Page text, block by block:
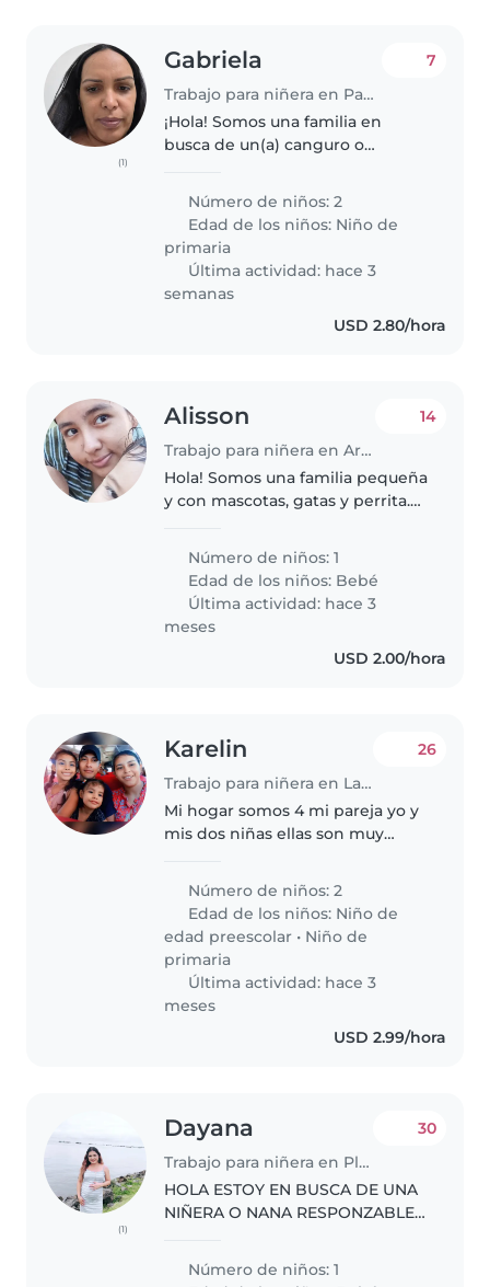
(1)
Gabriela
Trabajo para niñera en Panamá
7
¡Hola! Somos una familia en
busca de un(a) canguro o
niños en edad escolar. Nuestros
pequeños son muy energéticos,
curiosos y cariñosos. Nos
encantaría..
Número de niños: 2
Edad de los niños: Niño de
primaria
Última actividad: hace 3
semanas
USD 2.80/hora
Alisson
Trabajo para niñera en Arraiján
14
Hola! Somos una familia pequeña
y con mascotas, gatas y perrita.
con esto, adicional nuestro bebe
es muy activo y juguetón y
cuenta con una rutina
establecida...
Número de niños: 1
Edad de los niños: Bebé
Última actividad: hace 3
meses
USD 2.00/hora
Karelin
Trabajo para niñera en La Chorrera
26
Mi hogar somos 4 mi pareja yo y
mis dos niñas ellas son muy
personal yo laboro de 11 de la
mañana a 7.30 en chorrera, mi
esposo es de 8 a 5 de la tarde..
Número de niños: 2
Edad de los niños: Niño de
edad preescolar • Niño de
primaria
Última actividad: hace 3
meses
USD 2.99/hora
(1)
Dayana
Trabajo para niñera en Playa Leona
30
HOLA ESTOY EN BUSCA DE UNA
NIÑERA O NANA RESPONZABLE
Número de niños: 1